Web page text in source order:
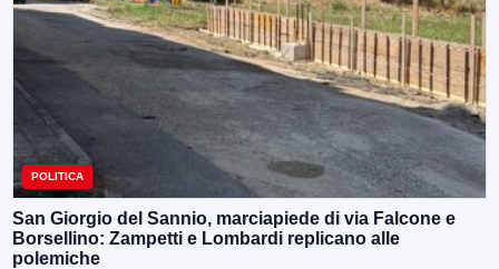
POLITICA
San Giorgio del Sannio, marciapiede di via Falcone e
Borsellino: Zampetti e Lombardi replicano alle
polemiche